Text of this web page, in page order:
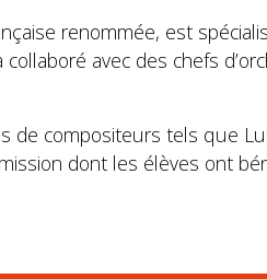
renommée, est
collaboré avec des chefs
de compositeurs tels que
dont les élèves ont